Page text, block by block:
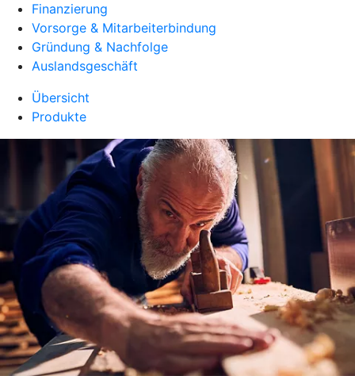
Finanzierung
Vorsorge & Mitarbeiterbindung
Gründung & Nachfolge
Auslandsgeschäft
Übersicht
Produkte